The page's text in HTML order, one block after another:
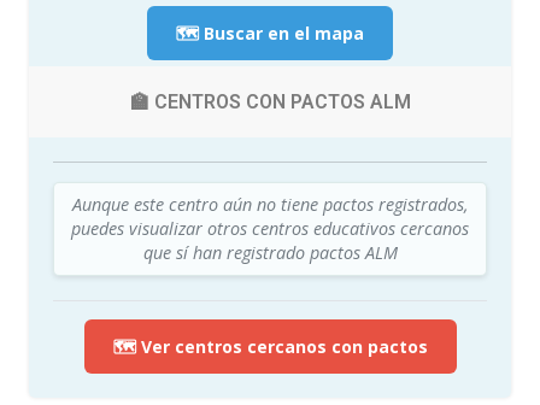
🗺️ Buscar en el mapa
🏫 CENTROS CON PACTOS ALM
Aunque este centro aún no tiene pactos registrados,
puedes visualizar otros centros educativos cercanos
que sí han registrado pactos ALM
🗺️ Ver centros cercanos con pactos